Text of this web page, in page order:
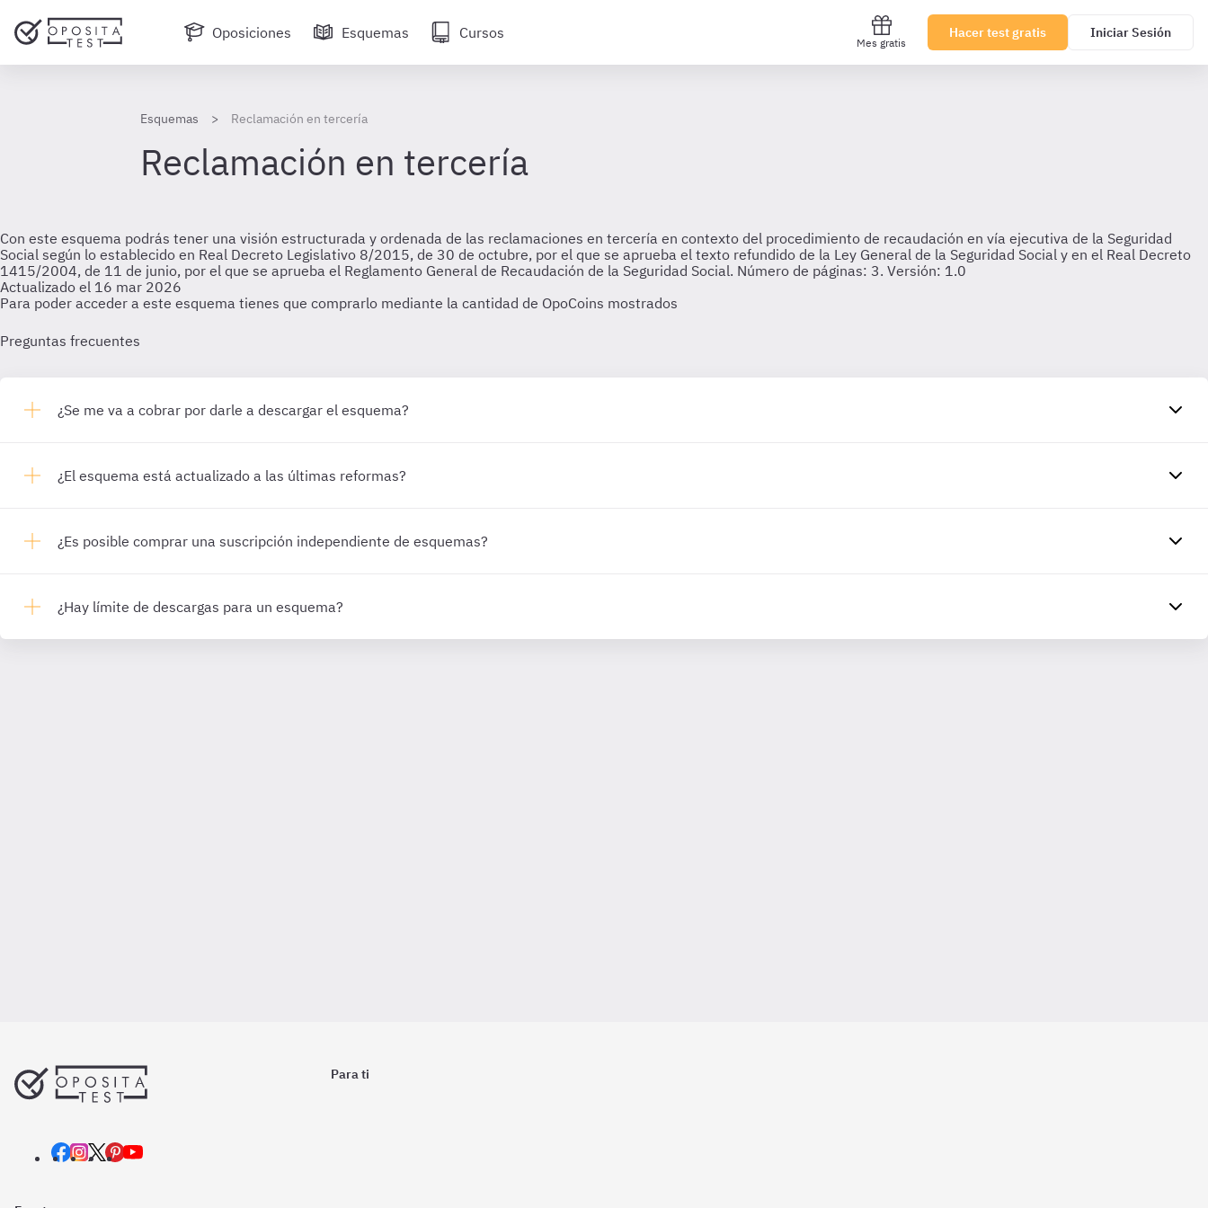
Oposiciones Esquemas Cursos
Mes gratis
Hacer test gratis Iniciar Sesión
Esquemas Reclamación en tercería
Reclamación en tercería
Con este esquema podrás tener una visión estructurada y ordenada de las reclamaciones en tercería en contexto del procedimiento de recaudación en vía ejecutiva de la Seguridad
Social según lo establecido en Real Decreto Legislativo 8/2015, de 30 de octubre, por el que se aprueba el texto refundido de la Ley General de la Seguridad Social y en el Real Decreto
1415/2004, de 11 de junio, por el que se aprueba el Reglamento General de Recaudación de la Seguridad Social. Número de páginas: 3. Versión: 1.0
Actualizado el 16 mar 2026
Para poder acceder a este esquema tienes que comprarlo mediante la cantidad de OpoCoins mostrados
Preguntas frecuentes
¿Se me va a cobrar por darle a descargar el esquema?
¿El esquema está actualizado a las últimas reformas?
¿Es posible comprar una suscripción independiente de esquemas?
¿Hay límite de descargas para un esquema?
Para ti